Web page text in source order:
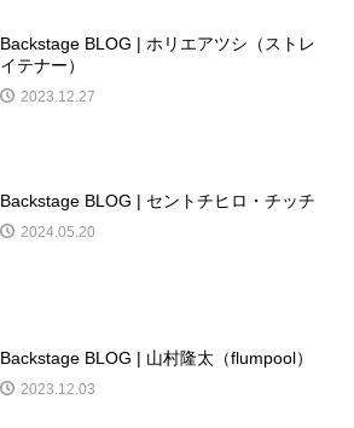
Backstage BLOG | ホリエアツシ（ストレ
イテナー）
2023.12.27
Backstage BLOG | セントチヒロ・チッチ
2024.05.20
Backstage BLOG | 山村隆太（flumpool）
2023.12.03